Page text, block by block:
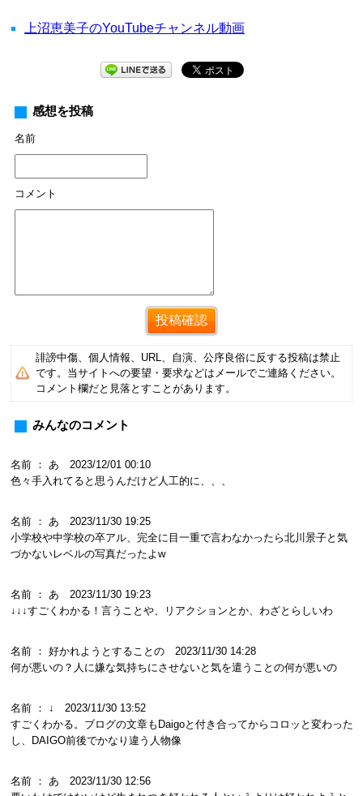
上沼恵美子のYouTubeチャンネル動画
感想を投稿
名前
コメント
誹謗中傷、個人情報、URL、自演、公序良俗に反する投稿は禁止
です。当サイトへの要望・要求などはメールでご連絡ください。
コメント欄だと見落とすことがあります。
みんなのコメント
名前 ： あ 2023/12/01 00:10
色々手入れてると思うんだけど人工的に、、、
名前 ： あ 2023/11/30 19:25
小学校や中学校の卒アル、完全に目一重で言わなかったら北川景子と気
づかないレベルの写真だったよw
名前 ： あ 2023/11/30 19:23
↓↓↓すごくわかる！言うことや、リアクションとか、わざとらしいわ
名前 ： 好かれようとすることの 2023/11/30 14:28
何が悪いの？人に嫌な気持ちにさせないと気を遣うことの何が悪いの
名前 ： ↓ 2023/11/30 13:52
すごくわかる。ブログの文章もDaigoと付き合ってからコロッと変わった
し、DAIGO前後でかなり違う人物像
名前 ： あ 2023/11/30 12:56